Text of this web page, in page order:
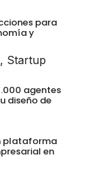
para
y
, Startup
agentes
diseño de
plataforma
en